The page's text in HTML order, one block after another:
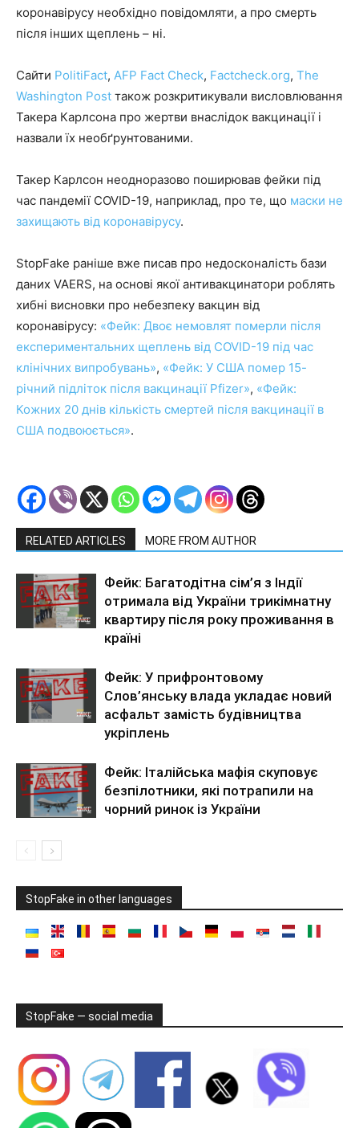
коронавірусу необхідно повідомляти, а про смерть
після інших щеплень – ні.
Сайти PolitiFact, AFP Fact Check, Factcheck.org, The
Washington Post також розкритикували висловлювання
Такера Карлсона про жертви внаслідок вакцинації і
назвали їх необґрунтованими.
Такер Карлсон неодноразово поширював фейки під
час пандемії COVID-19, наприклад, про те, що маски не
захищають від коронавірусу.
StopFake раніше вже писав про недосконалість бази
даних VAERS, на основі якої антивакцинатори роблять
хибні висновки про небезпеку вакцин від
коронавірусу: «Фейк: Двоє немовлят померли після
експериментальних щеплень від COVID-19 під час
клінічних випробувань», «Фейк: У США помер 15-
річний підліток після вакцинації Pfizer», «Фейк:
Кожних 20 днів кількість смертей після вакцинації в
США подвоюється».
RELATED ARTICLES MORE FROM AUTHOR
Фейк: Багатодітна сім’я з Індії
отримала від України трикімнатну
квартиру після року проживання в
країні
Фейк: У прифронтовому
Слов’янську влада укладає новий
асфальт замість будівництва
укріплень
Фейк: Італійська мафія скуповує
безпілотники, які потрапили на
чорний ринок із України
StopFake in other languages
StopFake — social media